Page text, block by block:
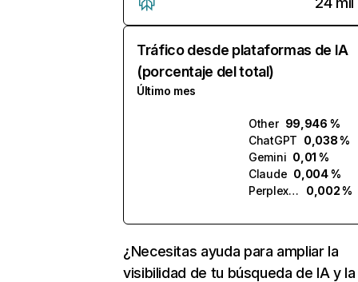
Tráfico desde plataformas de IA
(porcentaje del total)
Último mes
Other 99,946 %
ChatGPT 0,038 %
Gemini 0,01 %
Claude 0,004 %
Perplexity
0,002 %
¿Necesitas ayuda para ampliar la
visibilidad de tu búsqueda de IA y la